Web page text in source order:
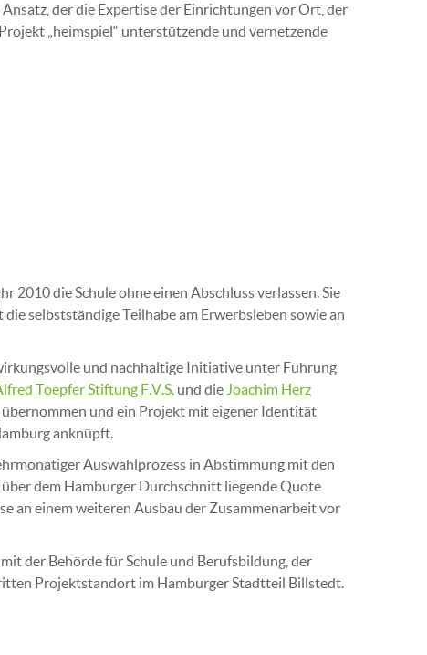
der die Expertise der Einrichtungen vor Ort, der
„heimspiel“ unterstützende und vernetzende
2010 die Schule ohne einen Abschluss verlassen. Sie
selbstständige Teilhabe am Erwerbsleben sowie an
und nachhaltige Initiative unter Führung
Toepfer Stiftung F.V.S. und die Joachim Herz
übernommen und ein Projekt mit eigener Identität
anknüpft.
Auswahlprozess in Abstimmung mit den
dem Hamburger Durchschnitt liegende Quote
an einem weiteren Ausbau der Zusammenarbeit vor
der Behörde für Schule und Berufsbildung, der
Projektstandort im Hamburger Stadtteil Billstedt.